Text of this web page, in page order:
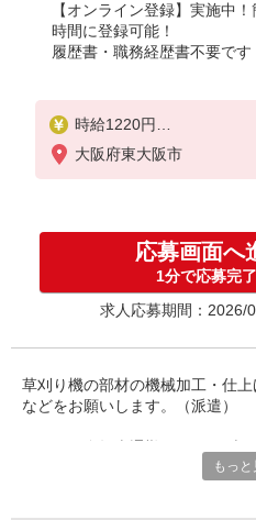
【オンライン登録】実施中
時間に登録可能！
履歴書・職務経歴書不要です
時給1220円
月収例：183000円以上可
出勤手当て等が含まれてい
大阪府東大阪市
応募画面へ
1分で応募完
求人応募期間：2026/
草刈り機の部材の機械加工・仕
などをお願いします。（派遣）
通勤に便利！土曜日の出勤は任意
もっと